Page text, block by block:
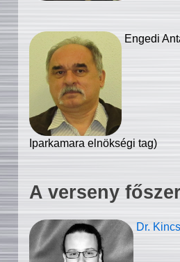
Engedi
Iparkamara elnökségi tag)
A verseny
Dr.